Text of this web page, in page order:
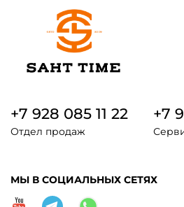
+7 928 085 11 22
Отдел продаж
+7
МЫ В СОЦИАЛЬНЫХ СЕТЯХ